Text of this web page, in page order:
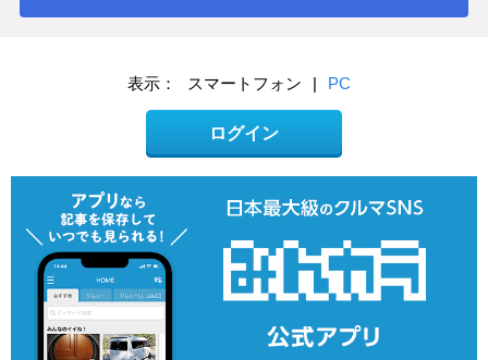
表示： スマートフォン | PC
ログイン